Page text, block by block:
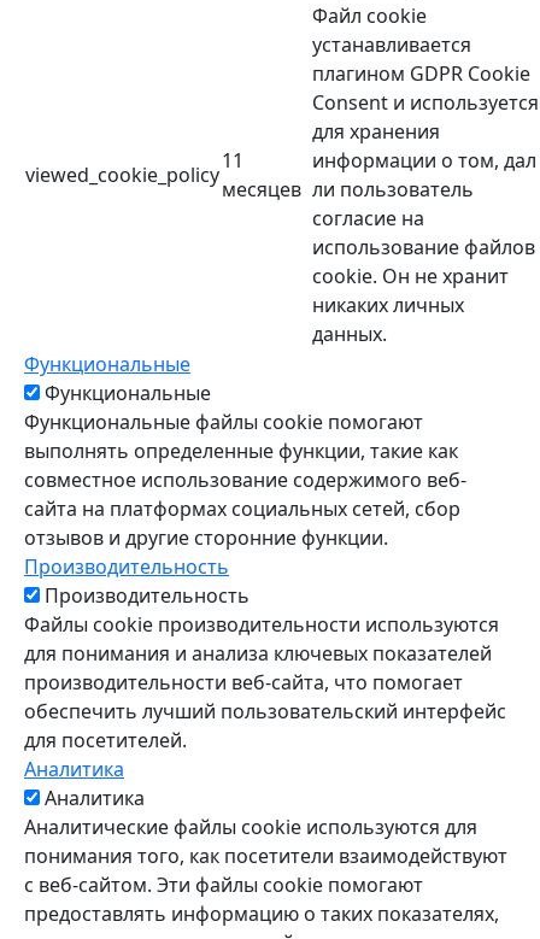
viewed_cookie_policy
11
месяцев
Файл cookie
устанавливается
плагином GDPR Cookie
Consent и используется
для хранения
информации о том, дал
ли пользователь
согласие на
использование файлов
cookie. Он не хранит
никаких личных
данных.
Функциональные
Функциональные
Функциональные файлы cookie помогают
выполнять определенные функции, такие как
совместное использование содержимого веб-
сайта на платформах социальных сетей, сбор
отзывов и другие сторонние функции.
Производительность
Производительность
Файлы cookie производительности используются
для понимания и анализа ключевых показателей
производительности веб-сайта, что помогает
обеспечить лучший пользовательский интерфейс
для посетителей.
Аналитика
Аналитика
Аналитические файлы cookie используются для
понимания того, как посетители взаимодействуют
с веб-сайтом. Эти файлы cookie помогают
предоставлять информацию о таких показателях,